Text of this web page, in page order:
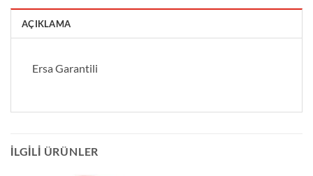
AÇIKLAMA
Ersa Garantili
İLGILI ÜRÜNLER